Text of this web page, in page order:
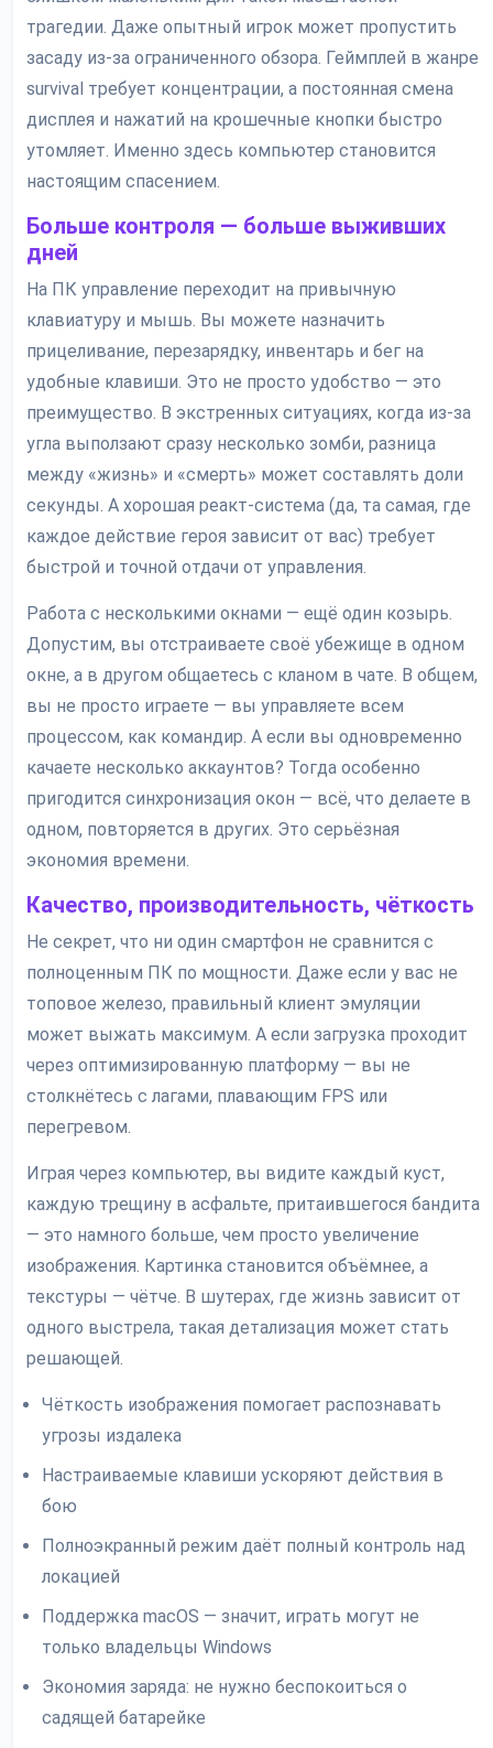
трагедии. Даже опытный игрок может пропустить
засаду из-за ограниченного обзора. Геймплей в жанре
survival требует концентрации, а постоянная смена
дисплея и нажатий на крошечные кнопки быстро
утомляет. Именно здесь компьютер становится
настоящим спасением.
Больше контроля — больше выживших
дней
На ПК управление переходит на привычную
клавиатуру и мышь. Вы можете назначить
прицеливание, перезарядку, инвентарь и бег на
удобные клавиши. Это не просто удобство — это
преимущество. В экстренных ситуациях, когда из-за
угла выползают сразу несколько зомби, разница
между «жизнь» и «смерть» может составлять доли
секунды. А хорошая реакт-система (да, та самая, где
каждое действие героя зависит от вас) требует
быстрой и точной отдачи от управления.
Работа с несколькими окнами — ещё один козырь.
Допустим, вы отстраиваете своё убежище в одном
окне, а в другом общаетесь с кланом в чате. В общем,
вы не просто играете — вы управляете всем
процессом, как командир. А если вы одновременно
качаете несколько аккаунтов? Тогда особенно
пригодится синхронизация окон — всё, что делаете в
одном, повторяется в других. Это серьёзная
экономия времени.
Качество, производительность, чёткость
Не секрет, что ни один смартфон не сравнится с
полноценным ПК по мощности. Даже если у вас не
топовое железо, правильный клиент эмуляции
может выжать максимум. А если загрузка проходит
через оптимизированную платформу — вы не
столкнётесь с лагами, плавающим FPS или
перегревом.
Играя через компьютер, вы видите каждый куст,
каждую трещину в асфальте, притаившегося бандита
— это намного больше, чем просто увеличение
изображения. Картинка становится объёмнее, а
текстуры — чётче. В шутерах, где жизнь зависит от
одного выстрела, такая детализация может стать
решающей.
Чёткость изображения помогает распознавать
угрозы издалека
Настраиваемые клавиши ускоряют действия в
бою
Полноэкранный режим даёт полный контроль над
локацией
Поддержка macOS — значит, играть могут не
только владельцы Windows
Экономия заряда: не нужно беспокоиться о
садящей батарейке